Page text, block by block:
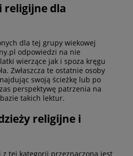
religijne dla
dla tej grupy wiekowej
odpowiedzi na nie
wierzące jak i spoza kręgu
Zwłaszcza te ostatnie osoby
swoją ścieżkę lub po
perspektywę patrzenia na
takich lektur.
religijne i
z tej kategorii przeznaczona jest